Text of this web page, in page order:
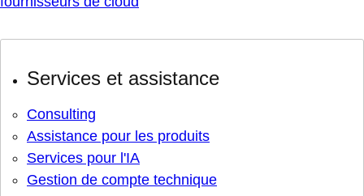
Services et assistance
Consulting
Assistance pour les produits
Services pour l'IA
Gestion de compte technique